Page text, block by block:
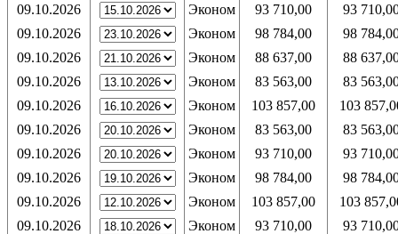
09.10.2026
Эконом 93 710,00
93
09.10.2026
Эконом 98 784,00
98
09.10.2026
Эконом 88 637,00
88
09.10.2026
Эконом 83 563,00
83
09.10.2026
Эконом 103 857,00
103
09.10.2026
Эконом 83 563,00
83
09.10.2026
Эконом 93 710,00
93
09.10.2026
Эконом 98 784,00
98
09.10.2026
Эконом 103 857,00
103
09.10.2026
Эконом 93 710,00
93